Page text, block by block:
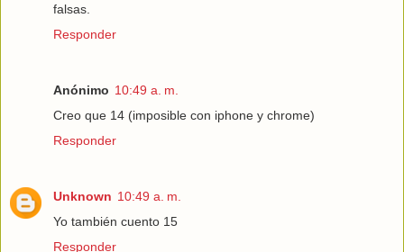
falsas.
Responder
Anónimo 10:49 a. m.
Creo que 14 (imposible con iphone y chrome)
Responder
Unknown 10:49 a. m.
Yo también cuento 15
Responder